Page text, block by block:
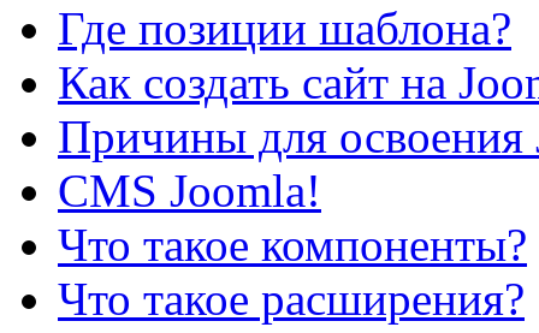
Где позиции шаблона?
Как создать сайт на
Причины для освоения
CMS Joomla!
Что такое компоненты?
Что такое расширения?